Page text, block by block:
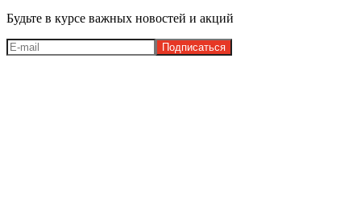
Будьте в курсе важных новостей и акций